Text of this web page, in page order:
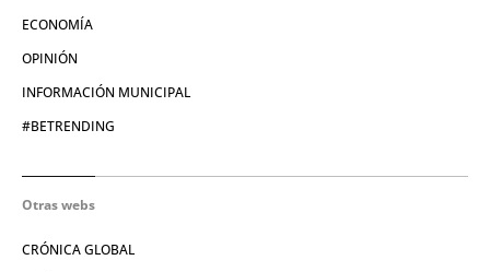
ECONOMÍA
OPINIÓN
INFORMACIÓN MUNICIPAL
#BETRENDING
Otras webs
CRÓNICA GLOBAL